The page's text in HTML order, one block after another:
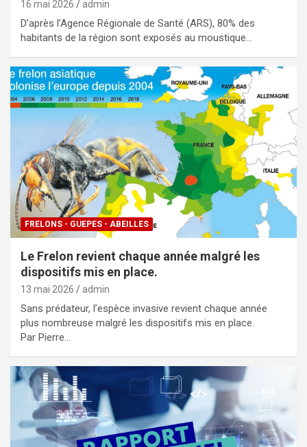
16 mai 2026 admin
D’après l’Agence Régionale de Santé (ARS), 80% des
habitants de la région sont exposés au moustique…
FRELONS - GUEPES - ABEILLES
Le Frelon revient chaque année malgré les
dispositifs mis en place.
13 mai 2026 admin
Sans prédateur, l’espèce invasive revient chaque année
plus nombreuse malgré les dispositifs mis en place.
Par Pierre…